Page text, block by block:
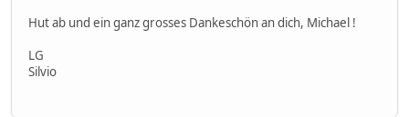
Hut ab und ein ganz grosses Dankeschön an dich, Michael !
LG
Silvio